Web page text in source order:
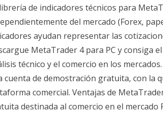
de indicadores técnicos para
del mercado (Forex,
ayudan representar las
MetaTrader 4 para PC y consiga
técnico y el comercio en los
cuenta de demostración gratuita, con la
comercial. Ventajas de
destinada al comercio en el mercado